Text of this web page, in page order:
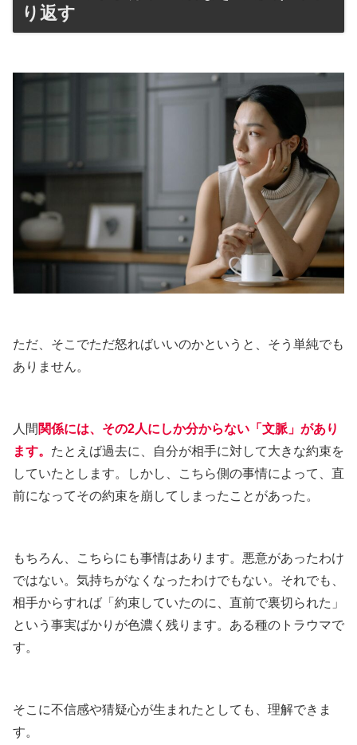
り返す
ただ、そこでただ怒ればいいのかというと、そう単純でも
ありません。
人間 関係には、その2人にしか分からない「文脈」があり
ます。 たとえば過去に、自分が相手に対して大きな約束を
していたとします。しかし、こちら側の事情によって、直
前になってその約束を崩してしまったことがあった。
もちろん、こちらにも事情はあります。悪意があったわけ
ではない。気持ちがなくなったわけでもない。それでも、
相手からすれば「約束していたのに、直前で裏切られた」
という事実ばかりが色濃く残ります。ある種のトラウマで
す。
そこに不信感や猜疑心が生まれたとしても、理解できま
す。